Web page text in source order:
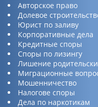
Авторское право
Долевое
Юрист по заливу
Корпоративные дела
Кредитные споры
Споры по лизингу
Лишение
Миграционные
Мошенничество
Налогове споры
Дела по наркотикам